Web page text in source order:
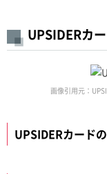
UPSIDERカ
画像引用元：
UPSIDERカード